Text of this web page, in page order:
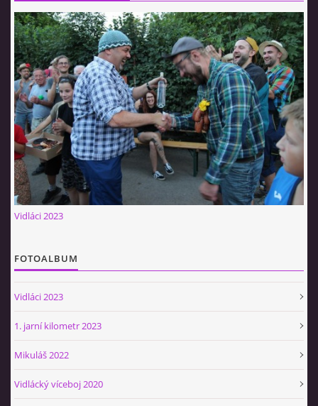
CENÍK
Občerstvovna U Jeroušků
Rozdrojovice
Šafránka 182E
Horní Jerouškov
723 317 805
petr.jerousek@vinium.cz
Vidláci 2023
FOTOALBUM
Vidláci 2023
1. jarní kilometr 2023
Mikuláš 2022
Vidlácký víceboj 2020